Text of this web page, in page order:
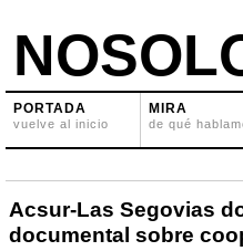
PORTADA
vuelve al inicio
MIRA
de qué
Acsur-Las Segovias
documental sobre